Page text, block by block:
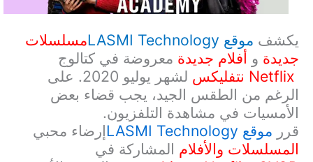
يكشفموقعLASMI Technologyمسلسلات
جديدةوأفلام جديدةمعروضة في كتالوج
Netflix نتفليكس
لشهر يوليو 2020. على
الرغم من الطقس الجيد، يجب قضاء بعض
الأمسيات في مشاهدة التلفزيون.
قرر موقعLASMI Technologyإرضاء محبي
المسلسلات والأفلامالمشاركة في